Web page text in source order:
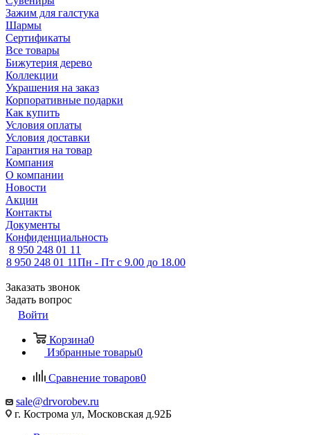
Зажим для галстука
Шармы
Сертификаты
Все товары
Бижутерия дерево
Коллекции
Украшения на заказ
Корпоративные подарки
Как купить
Условия оплаты
Условия доставки
Гарантия на товар
Компания
О компании
Новости
Акции
Контакты
Документы
Конфиденциальность
8 950 248 01 11
8 950 248 01 11Пн - Пт с 9.00 до 18.00
Заказать звонок
Задать вопрос
Войти
Корзина0
Избранные товары0
Сравнение товаров0
sale@drvorobev.ru
г. Кострома ул, Московская д.92Б